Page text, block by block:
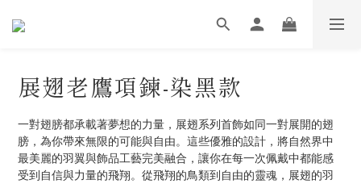
展翅老鷹項鍊-染黑款
一對翅膀都承載著夢想的力量，展翅系列首飾如同一對展開的翅
膀，為你帶來無限的可能與自由。這些優雅的設計，將自然界中
最美麗的羽翼與飾品工藝完美融合，讓你在每一次佩戴中都能感
受到自信與力量的飛翔。從飛翔的鳥類到自由的靈魂，展翅的羽